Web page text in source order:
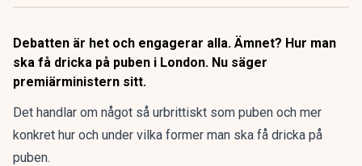
Debatten är het och engagerar alla. Ämnet? Hur man
ska få dricka på puben i London. Nu säger
premiärministern sitt.
Det handlar om något så urbrittiskt som puben och mer
konkret hur och under vilka former man ska få dricka på
puben.